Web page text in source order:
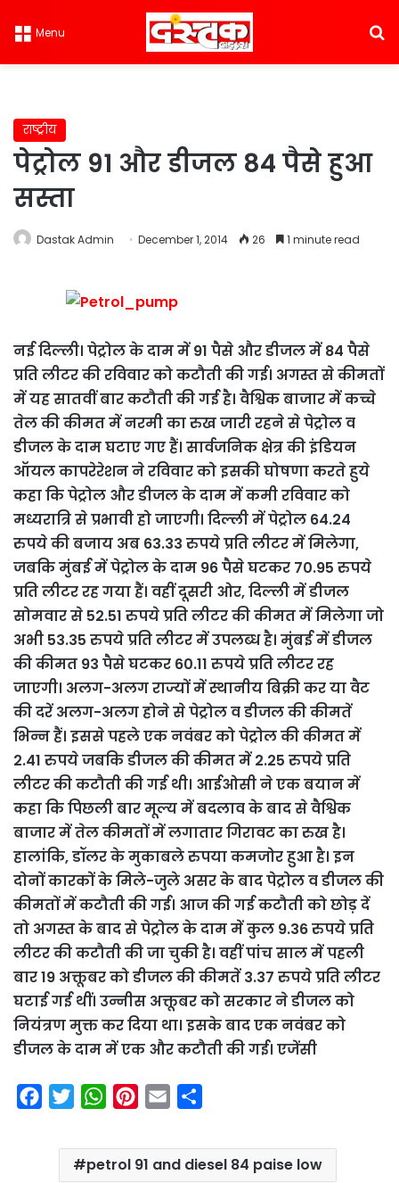
Menu
राष्ट्रीय
पेट्रोल 91 और डीजल 84 पैसे हुआ
सस्ता
Dastak Admin December 1, 2014 26 1 minute read
नई दिल्ली। पेट्रोल के दाम में 91 पैसे और डीजल में 84 पैसे
प्रति लीटर की रविवार को कटौती की गई। अगस्त से कीमतों
में यह सातवीं बार कटौती की गई है। वैश्विक बाजार में कच्चे
तेल की कीमत में नरमी का रुख जारी रहने से पेट्रोल व
डीजल के दाम घटाए गए हैं। सार्वजनिक क्षेत्र की इंडियन
ऑयल कापरेरेशन ने रविवार को इसकी घोषणा करते हुये
कहा कि पेट्रोल और डीजल के दाम में कमी रविवार को
मध्यरात्रि से प्रभावी हो जाएगी। दिल्ली में पेट्रोल 64.24
रुपये की बजाय अब 63.33 रुपये प्रति लीटर में मिलेगा,
जबकि मुंबई में पेट्रोल के दाम 96 पैसे घटकर 70.95 रुपये
प्रति लीटर रह गया हैं। वहीं दूसरी ओर, दिल्ली में डीजल
सोमवार से 52.51 रुपये प्रति लीटर की कीमत में मिलेगा जो
अभी 53.35 रुपये प्रति लीटर में उपलब्ध है। मुंबई में डीजल
की कीमत 93 पैसे घटकर 60.11 रुपये प्रति लीटर रह
जाएगी। अलग-अलग राज्यों में स्थानीय बिक्री कर या वैट
की दरें अलग-अलग होने से पेट्रोल व डीजल की कीमतें
भिन्न हैं। इससे पहले एक नवंबर को पेट्रोल की कीमत में
2.41 रुपये जबकि डीजल की कीमत में 2.25 रुपये प्रति
लीटर की कटौती की गई थी। आईओसी ने एक बयान में
कहा कि पिछली बार मूल्य में बदलाव के बाद से वैश्विक
बाजार में तेल कीमतों में लगातार गिरावट का रुख है।
हालांकि, डॉलर के मुकाबले रुपया कमजोर हुआ है। इन
दोनों कारकों के मिले-जुले असर के बाद पेट्रोल व डीजल की
कीमतों में कटौती की गई। आज की गई कटौती को छोड़ दें
तो अगस्त के बाद से पेट्रोल के दाम में कुल 9.36 रुपये प्रति
लीटर की कटौती की जा चुकी है। वहीं पांच साल में पहली
बार 19 अक्तूबर को डीजल की कीमतें 3.37 रुपये प्रति लीटर
घटाई गई थीं। उन्नीस अक्तूबर को सरकार ने डीजल को
नियंत्रण मुक्त कर दिया था। इसके बाद एक नवंबर को
डीजल के दाम में एक और कटौती की गई। एजेंसी
i
t
W
a
t
n
t
a
i
a
r
petrol 91 and diesel 84 paise low